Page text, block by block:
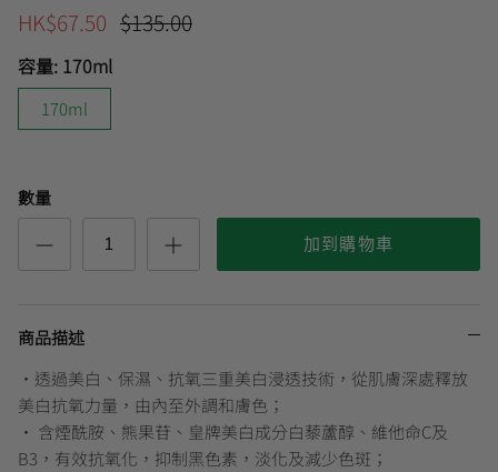
HK$67.50 $135.00
容量: 170ml
170ml
數量
加到購物車
商品描述
•透過美白、保濕、抗氧三重美白浸透技術，從肌膚深處釋放
美白抗氧力量，由內至外調和膚色；
• 含煙酰胺、熊果苷、皇牌美白成分白藜蘆醇、維他命C及
B3，有效抗氧化，抑制黑色素，淡化及減少色斑；